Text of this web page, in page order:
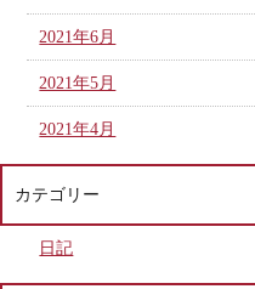
2021年6月
2021年5月
2021年4月
カテゴリー
日記